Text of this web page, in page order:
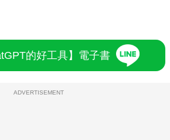
的好工具】電子書
ADVERTISEMENT